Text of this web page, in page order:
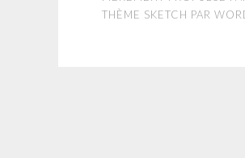
THÈME SKETCH PAR